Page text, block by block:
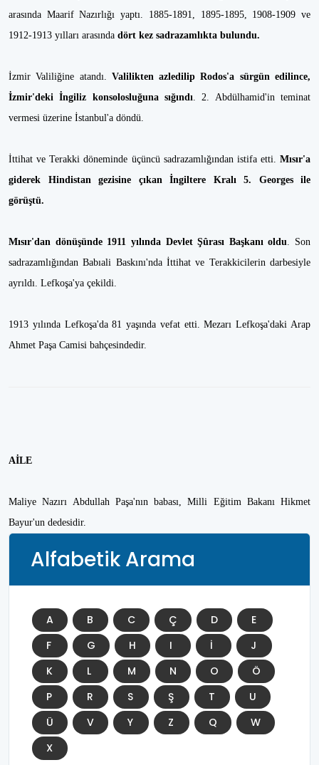
arasında Maarif Nazırlığı yaptı. 1885-1891, 1895-1895, 1908-1909 ve
1912-1913 yılları arasında dört kez sadrazamlıkta bulundu.
İzmir Valiliğine atandı. Valilikten azledilip Rodos'a sürgün edilince,
İzmir'deki İngiliz konsolosluğuna sığındı. 2. Abdülhamid'in teminat
vermesi üzerine İstanbul'a döndü.
İttihat ve Terakki döneminde üçüncü sadrazamlığından istifa etti. Mısır'a
giderek Hindistan gezisine çıkan İngiltere Kralı 5. Georges ile
görüştü.
Mısır'dan dönüşünde 1911 yılında Devlet Şûrası Başkanı oldu. Son
sadrazamlığından Babıali Baskını'nda İttihat ve Terakkicilerin darbesiyle
ayrıldı. Lefkoşa'ya çekildi.
1913 yılında Lefkoşa'da 81 yaşında vefat etti. Mezarı Lefkoşa'daki Arap
Ahmet Paşa Camisi bahçesindedir.
AİLE
Maliye Nazırı Abdullah Paşa'nın babası, Milli Eğitim Bakanı Hikmet
Bayur'un dedesidir.
Alfabetik Arama
A B C Ç D
E
F
G H I İ
J
K
L M N O
Ö
P
R S Ş T
U
Ü
V Y Z Q
W
X